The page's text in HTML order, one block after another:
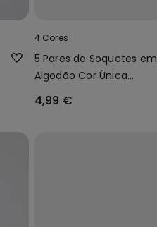
4 Cores
5 Pares de Soquetes em
Algodão Cor Única
Unissexo
4,99 €